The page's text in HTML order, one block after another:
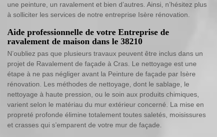
une peinture, un ravalement et bien d’autres. Ainsi, n’hésitez plus
à solliciter les services de notre entreprise Isère rénovation.
Aide professionnelle de votre Entreprise de
ravalement de maison dans le 38210
N’oubliez pas que plusieurs travaux peuvent être inclus dans un
projet de Ravalement de façade à Cras. Le nettoyage est une
étape à ne pas négliger avant la Peinture de façade par Isère
rénovation. Les méthodes de nettoyage, dont le sablage, le
nettoyage à haute pression, ou le soin aux produits chimiques,
varient selon le matériau du mur extérieur concerné. La mise en
propreté profonde élimine totalement toutes saletés, moisissures
et crasses qui s’emparent de votre mur de façade.